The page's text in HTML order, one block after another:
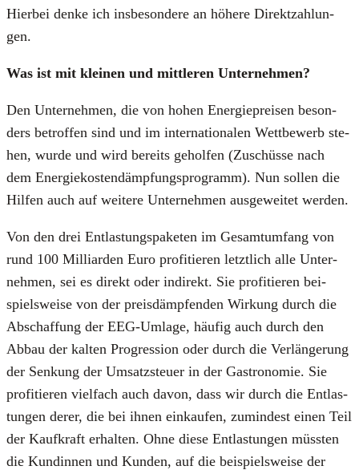
Hier­bei den­ke ich ins­be­son­de­re an höhe­re Direkt­zah­lun­
gen.
Was ist mit klei­nen und mitt­le­ren Unter­neh­men?
Den Unter­neh­men, die von hohen Ener­gie­prei­sen beson­
ders betrof­fen sind und im inter­na­tio­na­len Wett­be­werb ste­
hen, wur­de und wird bereits gehol­fen (Zuschüs­se nach
dem Ener­gie­kos­ten­dämp­fungs­pro­gramm). Nun sol­len die
Hil­fen auch auf wei­te­re Unter­neh­men aus­ge­wei­tet wer­den.
Von den drei Ent­las­tungs­pa­ke­ten im Gesamt­um­fang von
rund 100 Mil­li­ar­den Euro pro­fi­tie­ren letzt­lich alle Unter­
neh­men, sei es direkt oder indi­rekt. Sie pro­fi­tie­ren bei­
spiels­wei­se von der preis­dämp­fen­den Wir­kung durch die
Abschaf­fung der EEG-Umla­ge, häu­fig auch durch den
Abbau der kal­ten Pro­gres­si­on oder durch die Ver­län­ge­rung
der Sen­kung der Umsatz­steu­er in der Gas­tro­no­mie. Sie
pro­fi­tie­ren viel­fach auch davon, dass wir durch die Ent­las­
tun­gen derer, die bei ihnen ein­kau­fen, zumin­dest einen Teil
der Kauf­kraft erhal­ten. Ohne die­se Ent­las­tun­gen müss­ten
die Kun­din­nen und Kun­den, auf die bei­spiels­wei­se der